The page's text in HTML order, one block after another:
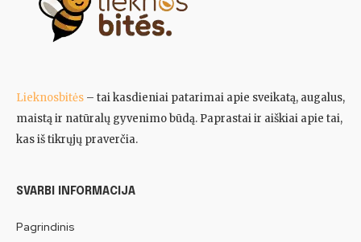
Lieknosbitės – tai kasdieniai patarimai apie sveikatą, augalus,
maistą ir natūralų gyvenimo būdą. Paprastai ir aiškiai apie tai,
kas iš tikrųjų praverčia.
SVARBI INFORMACIJA
Pagrindinis